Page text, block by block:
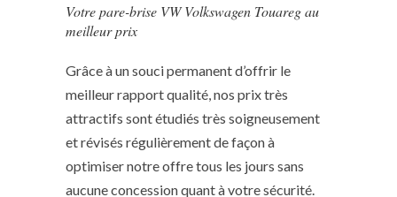
Votre pare-brise VW Volkswagen Touareg au
meilleur prix
Grâce à un souci permanent d’offrir le
meilleur rapport qualité, nos prix très
attractifs sont étudiés très soigneusement
et révisés régulièrement de façon à
optimiser notre offre tous les jours sans
aucune concession quant à votre sécurité.